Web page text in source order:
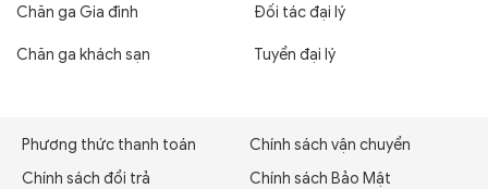
Chăn ga Gia đình
Chăn ga khách sạn
Đối tác đại lý
Tuyển đại lý
Phương thức thanh toán
Chính sách vận chuyển
Chính sách đổi trả
Chính sách Bảo Mật